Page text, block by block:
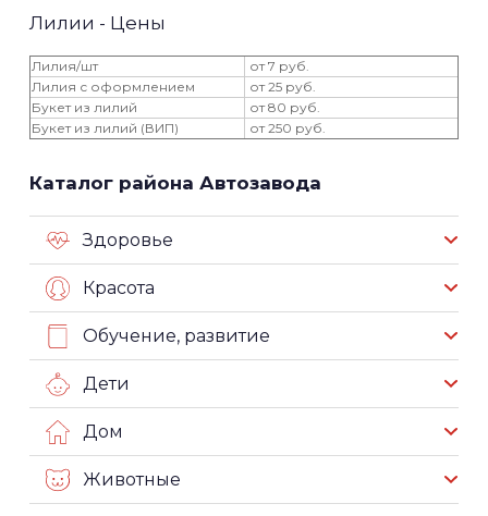
Лилии - Цены
Лилия/шт
от 7 руб.
Лилия с оформлением
от 25 руб.
Букет из лилий
от 80 руб.
Букет из лилий (ВИП)
от 250 руб.
Каталог района Автозавода
Здоровье
Красота
Обучение, развитие
Дети
Дом
Животные